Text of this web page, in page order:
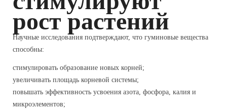
рост растений
Научные исследования подтверждают, что гуминовые вещества
способны:
стимулировать образование новых корней;
увеличивать площадь корневой системы;
повышать эффективность усвоения азота, фосфора, калия и
микроэлементов;